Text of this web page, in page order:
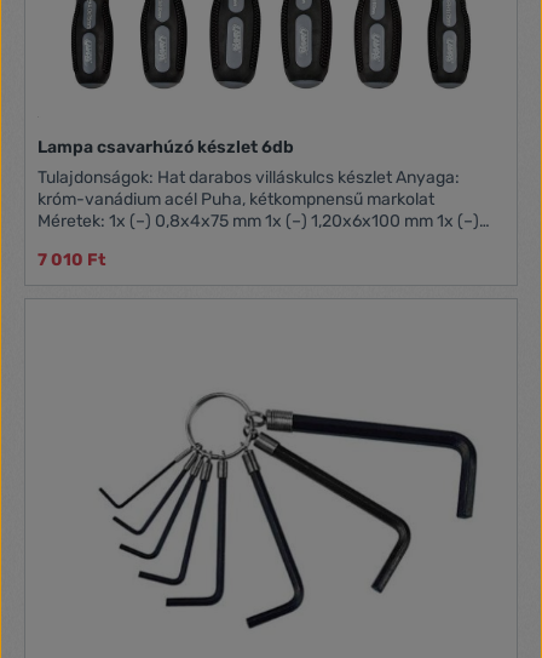
Lampa csavarhúzó készlet 6db
Tulajdonságok: Hat darabos villáskulcs készlet Anyaga:
króm-vanádium acél Puha, kétkompnensű markolat
Méretek: 1x (–) 0,8x4x75 mm 1x (–) 1,20x6x100 mm 1x (–)
PH3x150 mm
7 010 Ft